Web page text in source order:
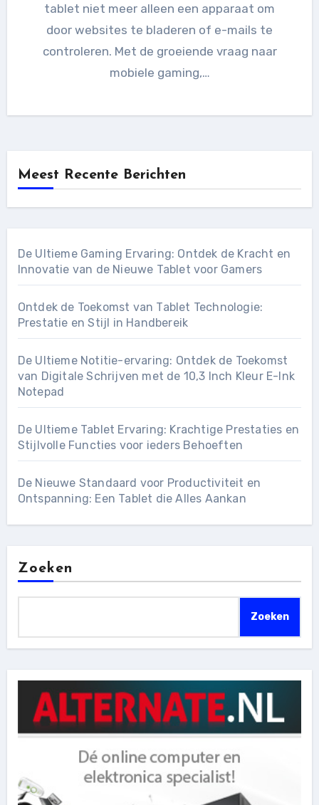
tablet niet meer alleen een apparaat om
door websites te bladeren of e-mails te
controleren. Met de groeiende vraag naar
mobiele gaming,…
Meest Recente Berichten
De Ultieme Gaming Ervaring: Ontdek de Kracht en
Innovatie van de Nieuwe Tablet voor Gamers
Ontdek de Toekomst van Tablet Technologie:
Prestatie en Stijl in Handbereik
De Ultieme Notitie-ervaring: Ontdek de Toekomst
van Digitale Schrijven met de 10,3 Inch Kleur E-Ink
Notepad
De Ultieme Tablet Ervaring: Krachtige Prestaties en
Stijlvolle Functies voor ieders Behoeften
De Nieuwe Standaard voor Productiviteit en
Ontspanning: Een Tablet die Alles Aankan
Zoeken
Zoeken